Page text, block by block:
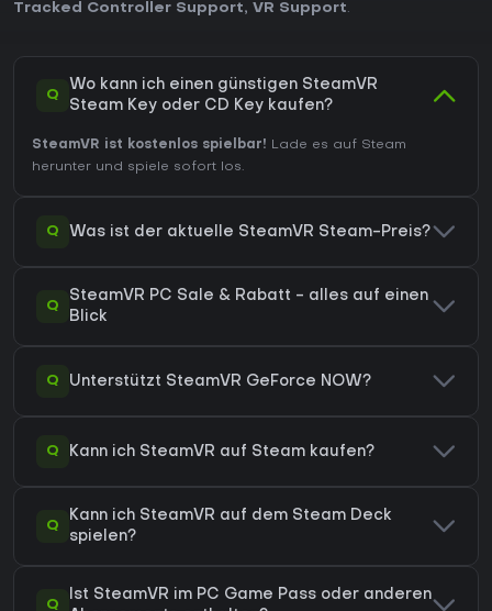
Tracked Controller Support, VR Support.
Q
Wo kann ich einen günstigen SteamVR
Steam Key oder CD Key kaufen?
SteamVR ist kostenlos spielbar! Lade es auf Steam
herunter und spiele sofort los.
Q Was ist der aktuelle SteamVR Steam-Preis?
Q
SteamVR PC Sale & Rabatt - alles auf einen
Blick
Q Unterstützt SteamVR GeForce NOW?
Q Kann ich SteamVR auf Steam kaufen?
Q
Kann ich SteamVR auf dem Steam Deck
spielen?
Q
Ist SteamVR im PC Game Pass oder anderen